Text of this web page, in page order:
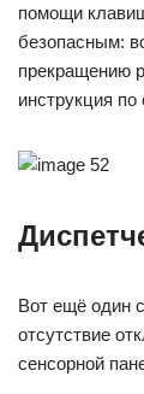
помощи
безопасным:
прекращению
инструкция
Вот ещё один
отсутствие
сенсорной